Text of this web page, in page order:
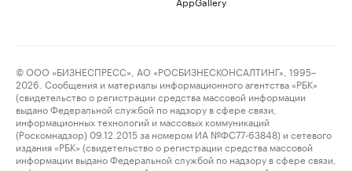
© ООО «БИЗНЕСПРЕСС», АО «РОСБИЗНЕСКОНСАЛТИНГ», 1995–
2026. Сообщения и материалы информационного агентства «РБК»
(свидетельство о регистрации средства массовой информации
выдано Федеральной службой по надзору в сфере связи,
информационных технологий и массовых коммуникаций
(Роскомнадзор) 09.12.2015 за номером ИА №ФС77-63848) и сетевого
издания «РБК» (свидетельство о регистрации средства массовой
информации выдано Федеральной службой по надзору в сфере связи,